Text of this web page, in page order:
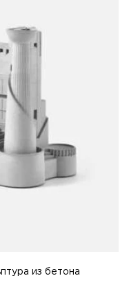
из бетона